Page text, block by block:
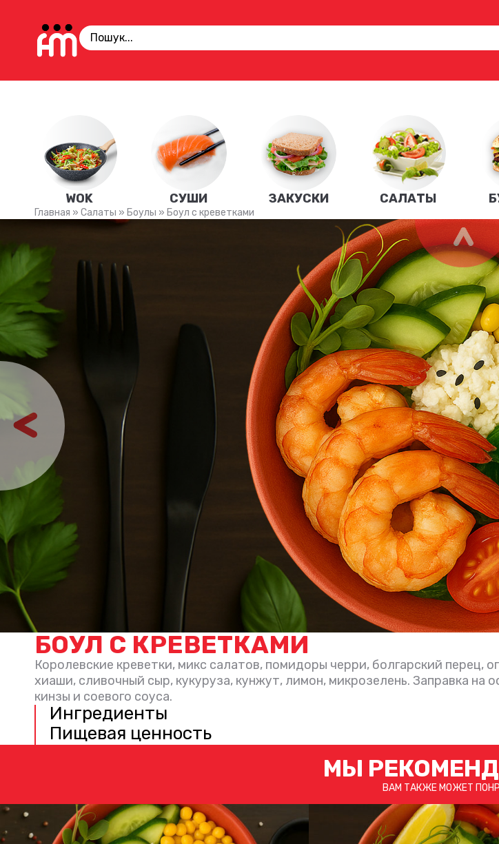
WOK СУШИ ЗАКУСКИ САЛАТЫ
Главная » Салаты » Боулы » Боул с креветками
БОУЛ С КРЕВЕТКАМИ
Королевские креветки, микс салатов, помидоры черри, болгарский перец,
хиаши, сливочный сыр, кукуруза, кунжут, лимон, микрозелень. Заправка на
кинзы и соевого соуса.
Ингредиенты
Пищевая ценность
МЫ
ВАМ ТАКЖЕ МОЖЕТ